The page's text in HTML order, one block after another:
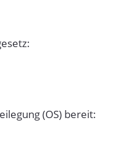
(OS) bereit: